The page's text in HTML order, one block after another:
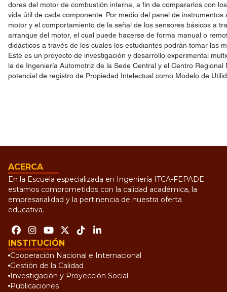
dores del motor de combustión interna, a fin de compararlos con
vida útil de cada componente. Por medio del panel de
motor y el comportamiento de la señal de los sensores básicos a
arranque del motor, el cual puede hacerse de forma manual o
didácticos a través de los cuales los estudiantes podrán tomar las
Este es un proyecto de investigación y desarrollo experimental
la de Ingeniería Automotriz de la Sede Central y el Centro
potencial de registro de Propiedad Intelectual como Modelo de
ACERCA
En la Escuela especializada en Ingeniería ITCA-FEPADE
estamos comprometidos con la calidad académica, la
empresarialidad y la pertinencia de nuestra oferta
educativa.
INSTITUCIÓN
Cooperación Nacional e Internacional
Gestión de la Calidad
Investigación y Proyección Social
Publicaciones